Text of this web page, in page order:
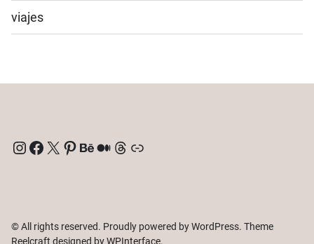
viajes
Instagram
Facebook
X Pinterest
Behance
Medium
Threads
Enlace
© All rights reserved. Proudly powered by WordPress. Theme
Reelcraft designed byWPInterface.